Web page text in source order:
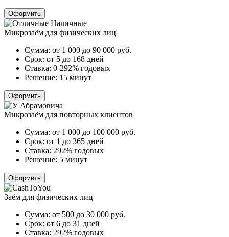
Оформить
Микрозаём для физических лиц
Сумма: от 1 000 до 90 000 руб.
Срок: от 5 до 168 дней
Ставка: 0-292% годовых
Решение: 15 минут
Оформить
Микрозаём для повторных клиентов
Сумма: от 1 000 до 100 000 руб.
Срок: от 1 до 365 дней
Ставка: 292% годовых
Решение: 5 минут
Оформить
Заём для физических лиц
Сумма: от 500 до 30 000 руб.
Срок: от 6 до 31 дней
Ставка: 292% годовых